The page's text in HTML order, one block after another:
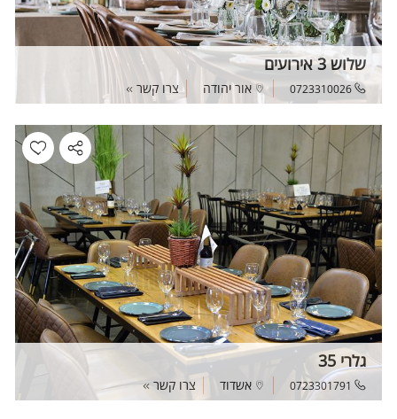
שלוש 3 אירועים
0723310026 אור יהודה צרו קשר
גלרי 35
0723301791 אשדוד צרו קשר